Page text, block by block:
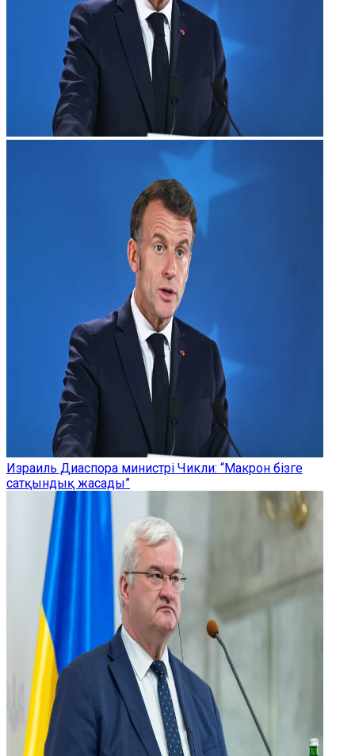
Израиль Диаспора министрі Чикли: “Макрон бізге
сатқындық жасады”